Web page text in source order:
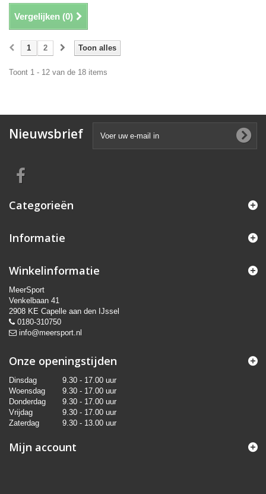
Vergelijken (0)
Toon alles
1 2
Toont 1 - 12 van de 18 items
Nieuwsbrief
Categorieën
Informatie
Winkelinformatie
MeerSport
Venkelbaan 41
2908 KE Capelle aan den IJssel
0180-310750
info@meersport.nl
Onze openingstijden
Dinsdag
9.30 - 17.00 uur
Woensdag
9.30 - 17.00 uur
Donderdag
9.30 - 17.00 uur
Vrijdag
9.30 - 17.00 uur
Zaterdag
9.30 - 13.00 uur
Mijn account